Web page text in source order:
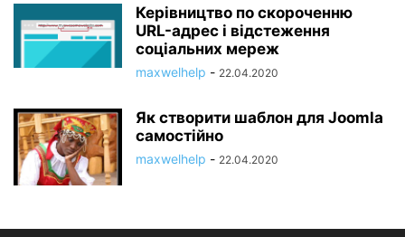
Керівництво по скороченню
URL-адрес і відстеження
соціальних мереж
maxwelhelp - 22.04.2020
Як створити шаблон для Joomla
самостійно
maxwelhelp - 22.04.2020